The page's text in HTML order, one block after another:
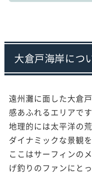
大倉戸海岸につ
遠州灘に面した大倉
感あふれるエリアです
地理的には太平洋の
ダイナミックな景観
ここはサーフィンの
げ釣りのファンにと